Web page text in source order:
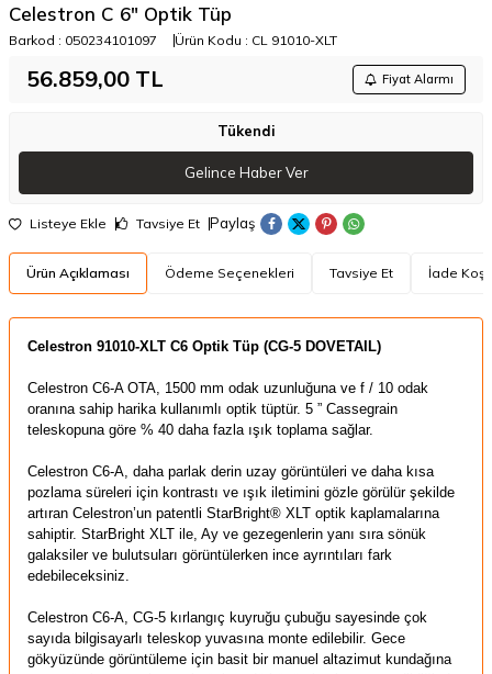
Celestron C 6" Optik Tüp
Barkod : 050234101097 Ürün Kodu : CL 91010-XLT
56.859,00 TL Fiyat Alarmı
Tükendi
Gelince Haber Ver
Listeye Ekle Tavsiye Et Paylaş
Ürün Açıklaması Ödeme Seçenekleri Tavsiye Et İade
Celestron 91010-XLT C6 Optik Tüp (CG-5 DOVETAIL)
Celestron C6-A OTA, 1500 mm odak uzunluğuna ve f / 10 odak
oranına sahip harika kullanımlı optik tüptür. 5 ” Cassegrain
teleskopuna göre % 40 daha fazla ışık toplama sağlar.
Celestron C6-A, daha parlak derin uzay görüntüleri ve daha kısa
pozlama süreleri için kontrastı ve ışık iletimini gözle görülür şekilde
artıran Celestron’un patentli StarBright® XLT optik kaplamalarına
sahiptir. StarBright XLT ile, Ay ve gezegenlerin yanı sıra sönük
galaksiler ve bulutsuları görüntülerken ince ayrıntıları fark
edebileceksiniz.
Celestron C6-A, CG-5 kırlangıç ​​kuyruğu çubuğu sayesinde çok
sayıda bilgisayarlı teleskop yuvasına monte edilebilir. Gece
gökyüzünde görüntüleme için basit bir manuel altazimut kundağına